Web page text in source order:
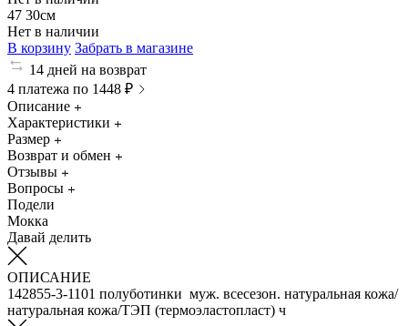
47 30см
Нет в наличии
В корзину Забрать в магазине
14 дней на возврат
4 платежа по 1448 ₽
Описание
Характеристики
Размер
Возврат и обмен
Отзывы
Вопросы
Подели
Мокка
Давай делить
ОПИСАНИЕ
142855-3-1101 полуботинки муж. всесезон. натуральная кожа/
натуральная кожа/ТЭП (термоэластопласт) ч